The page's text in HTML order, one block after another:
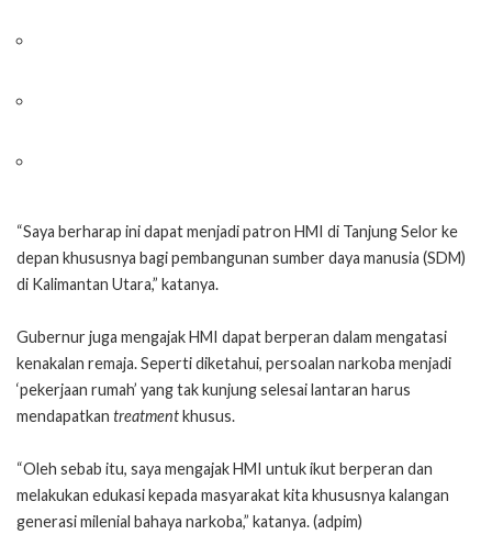
“Saya berharap ini dapat menjadi patron HMI di Tanjung Selor ke
depan khususnya bagi pembangunan sumber daya manusia (SDM)
di Kalimantan Utara,” katanya.
Gubernur juga mengajak HMI dapat berperan dalam mengatasi
kenakalan remaja. Seperti diketahui, persoalan narkoba menjadi
‘pekerjaan rumah’ yang tak kunjung selesai lantaran harus
mendapatkan treatmentkhusus.
“Oleh sebab itu, saya mengajak HMI untuk ikut berperan dan
melakukan edukasi kepada masyarakat kita khususnya kalangan
generasi milenial bahaya narkoba,” katanya. (adpim)